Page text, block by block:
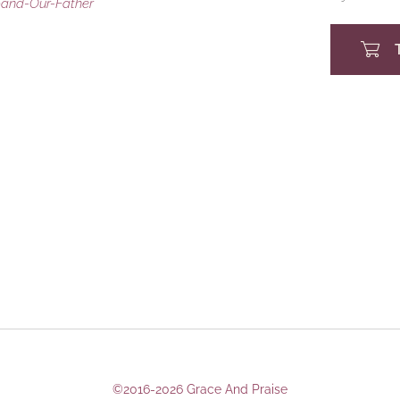
Our-Father
Our-Father
Our-Father
©2016-2026 Grace And Praise